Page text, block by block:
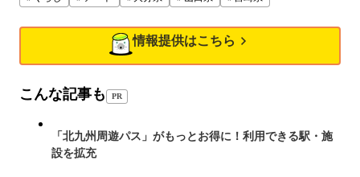
情報提供はこちら
こんな記事も PR
「北九州周遊パス」がもっとお得に！利用できる駅・施
設を拡充